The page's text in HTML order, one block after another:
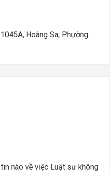
1045A, Hoàng Sa, Phường
nào về việc Luật sư không